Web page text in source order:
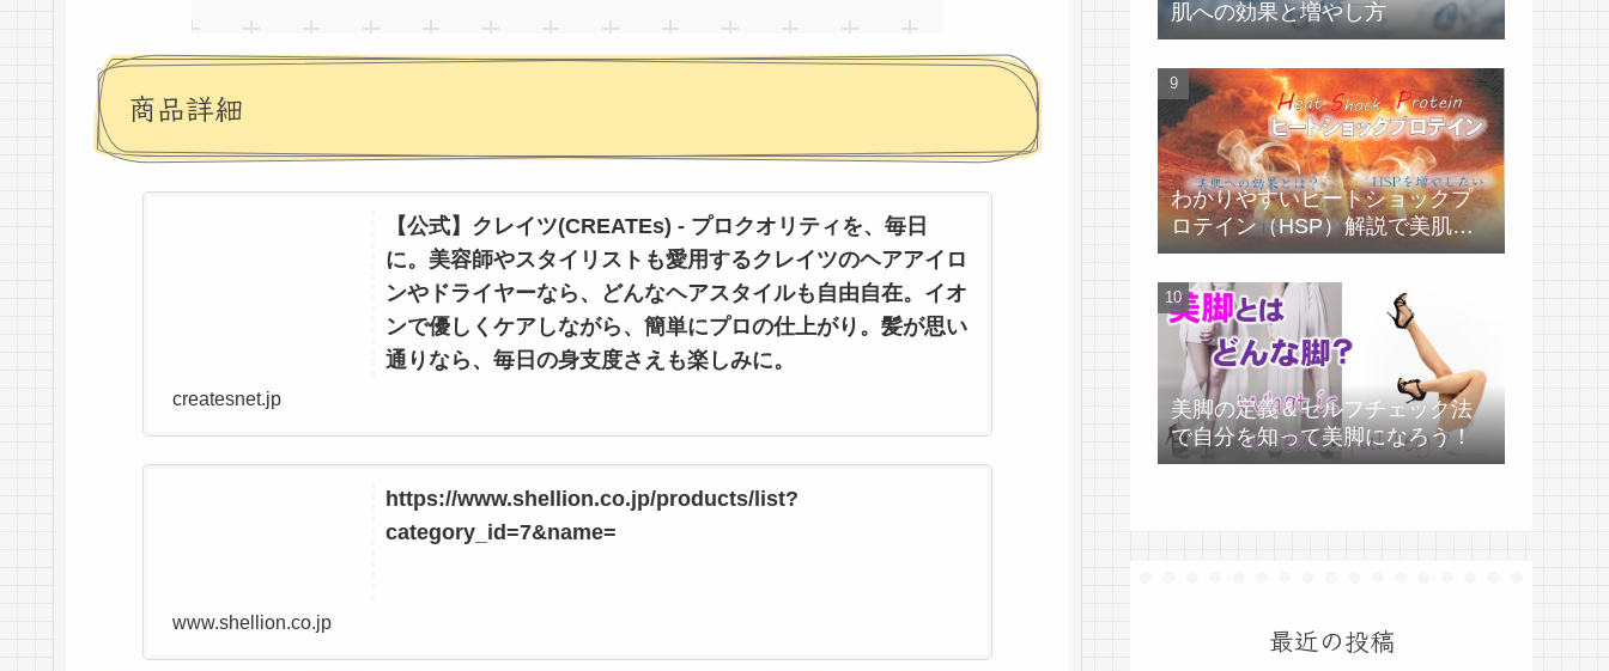
商品詳細
【公式】クレイツ(CREATEs) - プロクオリティを、毎日
に。美容師やスタイリストも愛用するクレイツのヘアアイロ
ンやドライヤーなら、どんなヘアスタイルも自由自在。イオ
ンで優しくケアしながら、簡単にプロの仕上がり。髪が思い
通りなら、毎日の身支度さえも楽しみに。
createsnet.jp
https://www.shellion.co.jp/products/list?
category_id=7&name=
www.shellion.co.jp
肌への効果と増やし方
わかりやすいヒートショックプ
ロテイン（HSP）解説で美肌づ
くり！
美脚の定義＆セルフチェック法
で自分を知って美脚になろう！
最近の投稿